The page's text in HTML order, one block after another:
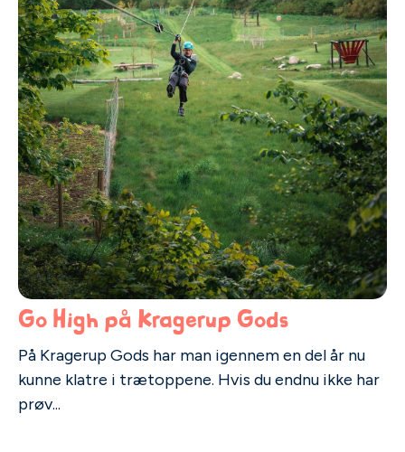
Go High på Kragerup Gods
På Kragerup Gods har man igennem en del år nu
kunne klatre i trætoppene. Hvis du endnu ikke har
prøv...